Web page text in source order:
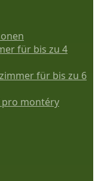
für bis zu 4
für bis zu 6
pro montéry